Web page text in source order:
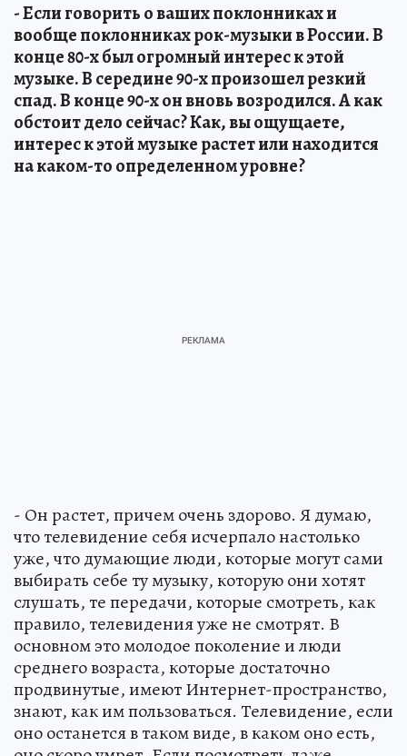
- Если говорить о ваших поклонниках и
вообще поклонниках рок-музыки в России. В
конце 80-х был огромный интерес к этой
музыке. В середине 90-х произошел резкий
спад. В конце 90-х он вновь возродился. А как
обстоит дело сейчас? Как, вы ощущаете,
интерес к этой музыке растет или находится
на каком-то определенном уровне?
- Он растет, причем очень здорово. Я думаю,
что телевидение себя исчерпало настолько
уже, что думающие люди, которые могут сами
выбирать себе ту музыку, которую они хотят
слушать, те передачи, которые смотреть, как
правило, телевидения уже не смотрят. В
основном это молодое поколение и люди
среднего возраста, которые достаточно
продвинутые, имеют Интернет-пространство,
знают, как им пользоваться. Телевидение, если
оно останется в таком виде, в каком оно есть,